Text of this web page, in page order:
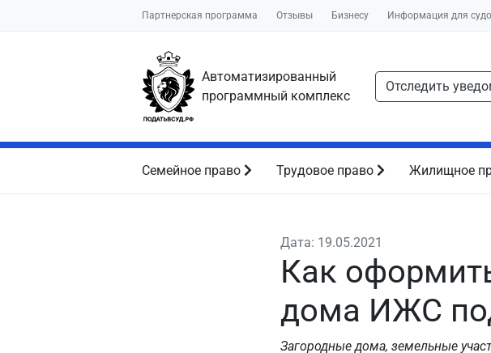
Партнерская программа Отзывы Бизнесу Информация для
Автоматизированный
программный комплекс
Отследить
Семейное право Трудовое право Жилищное
Дата: 19.05.2021
Как
дома ИЖС
Загородные дома, земельные